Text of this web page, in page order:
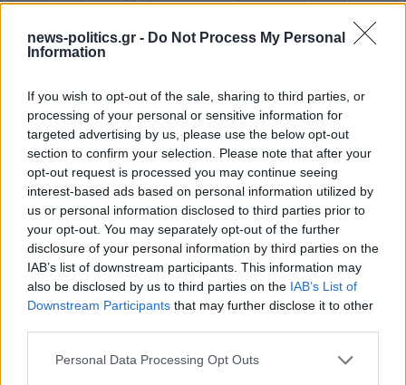
news-politics.gr - Do Not Process My Personal
Information
If you wish to opt-out of the sale, sharing to third parties, or
processing of your personal or sensitive information for
targeted advertising by us, please use the below opt-out
section to confirm your selection. Please note that after your
opt-out request is processed you may continue seeing
interest-based ads based on personal information utilized by
us or personal information disclosed to third parties prior to
your opt-out. You may separately opt-out of the further
disclosure of your personal information by third parties on the
IAB’s list of downstream participants. This information may
also be disclosed by us to third parties on the IAB’s List of
Downstream Participants that may further disclose it to other
Personal Data Processing Opt Outs
Στενά του Ορμούζ: Ιράν και Ομάν συμφώνησαν στη
διαδρομή των πλοίων, εκκρεμούν κρίσιμες
λεπτομέρειες